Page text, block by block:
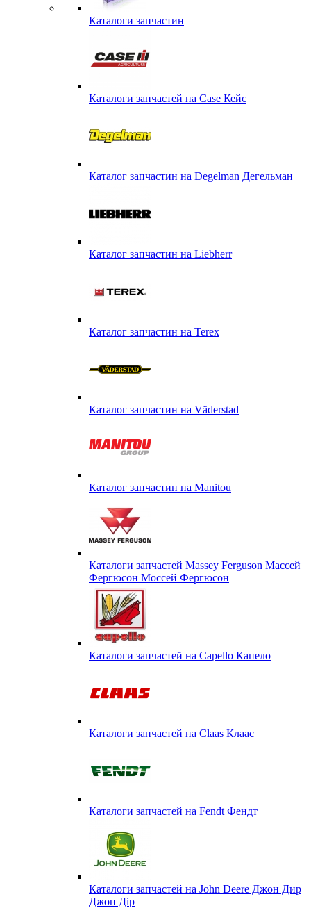
Каталоги запчастин
Каталоги запчастей на Case Кейс
Каталог запчастин на Degelman Дегельман
Каталог запчастин на Liebherr
Каталог запчастин на Terex
Каталог запчастин на Väderstad
Каталог запчастин на Маnitou
Каталоги запчастей Massey Ferguson Массей
Фергюсон Моссей Фергюсон
Каталоги запчастей на Capello Капело
Каталоги запчастей на Claas Клаас
Каталоги запчастей на Fendt Фендт
Каталоги запчастей на John Deere Джон Дир
Джон Дір